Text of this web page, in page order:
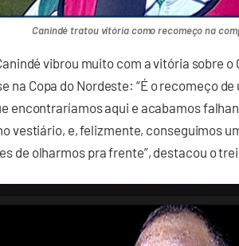
Canindé tratou vitória como recomeço na
vibrou muito com a vitória sobre
na Copa do Nordeste: “É o recomeço
encontraríamos aqui e acabamos
vestiário, e, felizmente, conseguimos
de olharmos pra frente”, destacou o